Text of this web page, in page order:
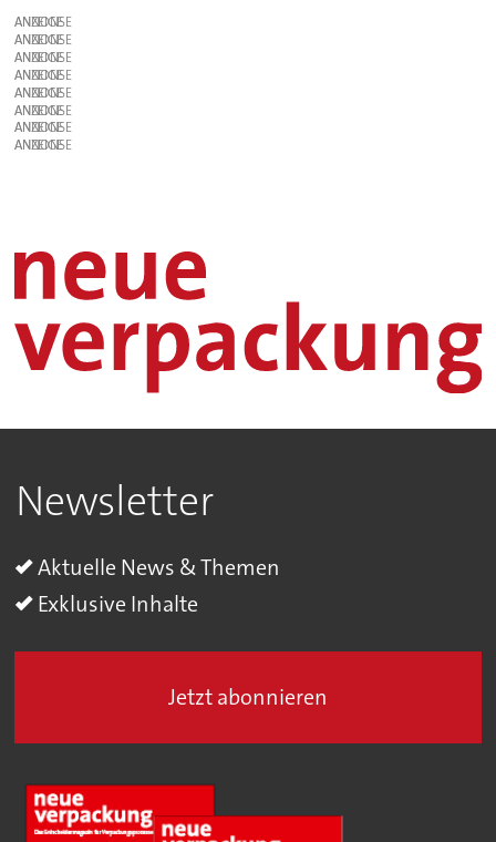
ANZEIGE
ANZEIGE
ANZEIGE
ANZEIGE
ANZEIGE
ANZEIGE
ANZEIGE
ANZEIGE
Newsletter
Aktuelle News & Themen
Exklusive Inhalte
Jetzt abonnieren